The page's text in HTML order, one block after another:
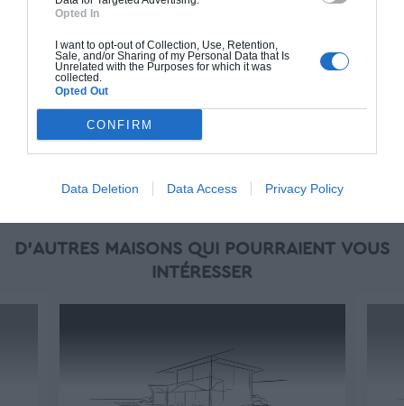
Opted In
I want to opt-out of Collection, Use, Retention,
Sale, and/or Sharing of my Personal Data that Is
Unrelated with the Purposes for which it was
collected.
Opted Out
CONFIRM
Data Deletion Data Access Privacy Policy
À partir de
304 000€ TTC
D'AUTRES MAISONS QUI POURRAIENT VOUS
INTÉRESSER